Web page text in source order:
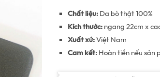
gốc
là:
Chất liệu:Da bò thật 100%
Kích thước:ngang 22cm x
Xuất xứ:Việt Nam
Cam kết:Hoàn tiền nếu sản